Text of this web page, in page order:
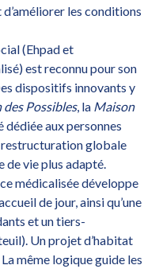
les conditions
(Ehpad et
est reconnu pour son
dispositifs innovants y
des Possibles, la Maison
dédiée aux personnes
restructuration globale
vie plus adapté.
médicalisée développe
de jour, ainsi qu’une
et un tiers-
Un projet d’habitat
même logique guide les